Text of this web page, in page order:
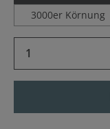
3000er Körnung
Produkt